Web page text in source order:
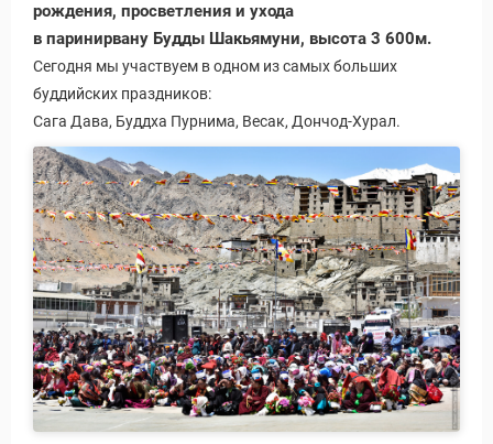
рождения, просветления и ухода
в паринирвану Будды Шакьямуни, высота 3 600м.
Сегодня мы участвуем в одном из самых больших
буддийских праздников:
Сага Дава, Буддха Пурнима, Весак, Дончод-Хурал.